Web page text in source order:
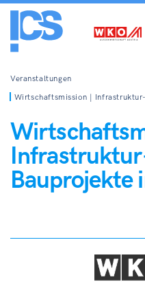
Veranstaltungen
Wirtschaftsmission |
Bauprojekte